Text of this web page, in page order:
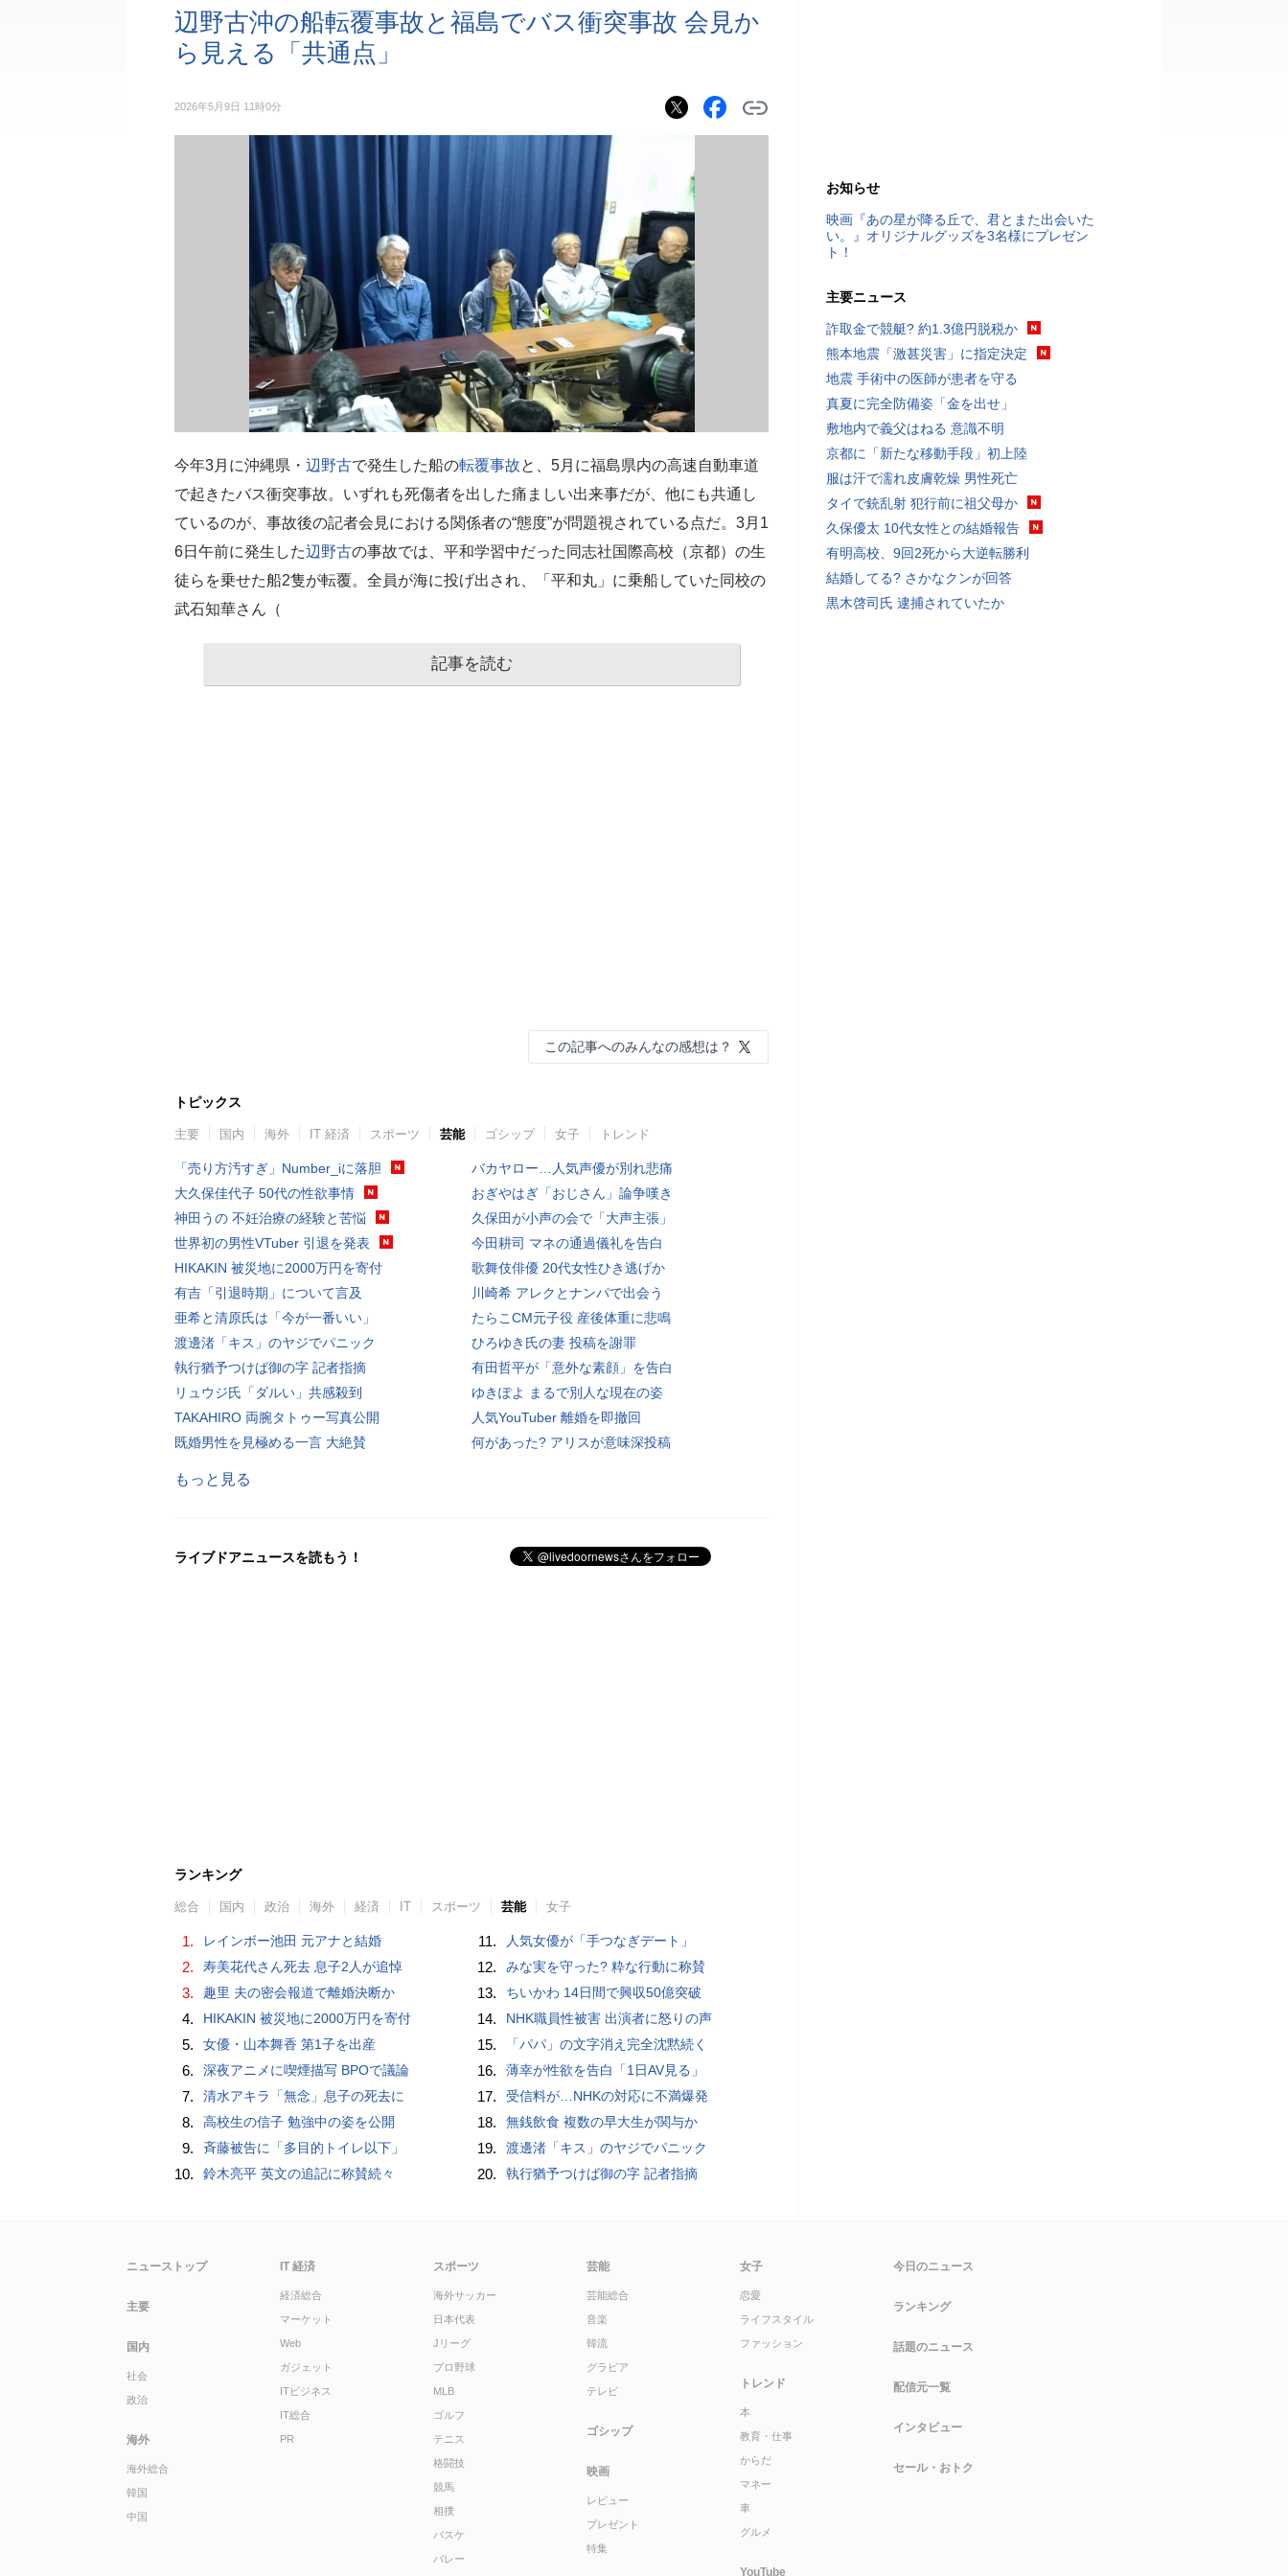
辺野古沖の船転覆事故と福島でバス衝突事故 会見か
ら見える「共通点」
2026年5月9日 11時0分
今年3月に沖縄県・ 辺野古で発生した船の転覆事故と、5月に福島県内の高速自動車道
で起きたバス衝突事故。いずれも死傷者を出した痛ましい出来事だが、他にも共通し
ているのが、事故後の記者会見における関係者の“態度”が問題視されている点だ。3月1
6日午前に発生した辺野古の事故では、平和学習中だった同志社国際高校（京都）の生
徒らを乗せた船2隻が転覆。全員が海に投げ出され、「平和丸」に乗船していた同校の
武石知華さん（
記事を読む
この記事へのみんなの感想は？
トピックス
主要 国内 海外 IT 経済 スポーツ 芸能 ゴシップ 女子 トレンド
「売り方汚すぎ」Number_iに落胆
大久保佳代子 50代の性欲事情
神田うの 不妊治療の経験と苦悩
世界初の男性VTuber 引退を発表
HIKAKIN 被災地に2000万円を寄付
有吉「引退時期」について言及
亜希と清原氏は「今が一番いい」
渡邊渚「キス」のヤジでパニック
執行猶予つけば御の字 記者指摘
リュウジ氏「ダルい」共感殺到
TAKAHIRO 両腕タトゥー写真公開
既婚男性を見極める一言 大絶賛
バカヤロー…人気声優が別れ悲痛
おぎやはぎ「おじさん」論争嘆き
久保田が小声の会で「大声主張」
今田耕司 マネの通過儀礼を告白
歌舞伎俳優 20代女性ひき逃げか
川崎希 アレクとナンパで出会う
たらこCM元子役 産後体重に悲鳴
ひろゆき氏の妻 投稿を謝罪
有田哲平が「意外な素顔」を告白
ゆきぽよ まるで別人な現在の姿
人気YouTuber 離婚を即撤回
何があった? アリスが意味深投稿
もっと見る
ライブドアニュースを読もう！
ランキング
総合 国内 政治 海外 経済 IT スポーツ 芸能 女子
1. レインボー池田 元アナと結婚
2. 寿美花代さん死去 息子2人が追悼
3. 趣里 夫の密会報道で離婚決断か
4. HIKAKIN 被災地に2000万円を寄付
5. 女優・山本舞香 第1子を出産
6. 深夜アニメに喫煙描写 BPOで議論
7. 清水アキラ「無念」息子の死去に
8. 高校生の信子 勉強中の姿を公開
9. 斉藤被告に「多目的トイレ以下」
10. 鈴木亮平 英文の追記に称賛続々
11. 人気女優が「手つなぎデート」
12. みな実を守った? 粋な行動に称賛
13. ちいかわ 14日間で興収50億突破
14. NHK職員性被害 出演者に怒りの声
15. 「パパ」の文字消え完全沈黙続く
16. 薄幸が性欲を告白「1日AV見る」
17. 受信料が…NHKの対応に不満爆発
18. 無銭飲食 複数の早大生が関与か
19. 渡邊渚「キス」のヤジでパニック
20. 執行猶予つけば御の字 記者指摘
お知らせ
映画『あの星が降る丘で、君とまた出会いた
い。』オリジナルグッズを3名様にプレゼン
ト！
主要ニュース
詐取金で競艇? 約1.3億円脱税か
熊本地震「激甚災害」に指定決定
地震 手術中の医師が患者を守る
真夏に完全防備姿「金を出せ」
敷地内で義父はねる 意識不明
京都に「新たな移動手段」初上陸
服は汗で濡れ皮膚乾燥 男性死亡
タイで銃乱射 犯行前に祖父母か
久保優太 10代女性との結婚報告
有明高校、9回2死から大逆転勝利
結婚してる? さかなクンが回答
黒木啓司氏 逮捕されていたか
ニューストップ
主要
国内
社会
政治
海外
海外総合
韓国
中国
IT 経済
経済総合
マーケット
Web
ガジェット
ITビジネス
IT総合
PR
スポーツ
海外サッカー
日本代表
Jリーグ
プロ野球
MLB
ゴルフ
テニス
格闘技
競馬
相撲
バスケ
バレー
芸能
芸能総合
音楽
韓流
グラビア
テレビ
ゴシップ
映画
レビュー
プレゼント
特集
女子
恋愛
ライフスタイル
ファッション
トレンド
本
教育・仕事
からだ
マネー
車
グルメ
YouTube
今日のニュース
ランキング
話題のニュース
配信元一覧
インタビュー
セール・おトク